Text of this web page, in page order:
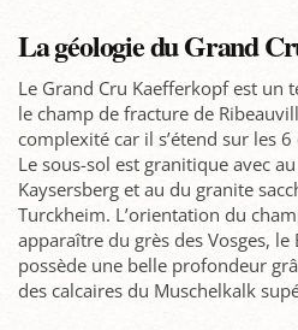
La géologie du Grand
Le Grand Cru Kaefferkopf est un
le champ de fracture de
complexité car il s’étend sur les
Le sous-sol est granitique avec
Kaysersberg et au du granite
Turckheim. L’orientation du
apparaître du grès des Vosges,
possède une belle profondeur
des calcaires du Muschelkalk